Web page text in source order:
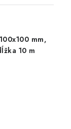
mm,
10 m